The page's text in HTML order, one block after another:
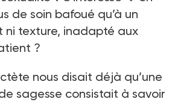
de soin bafoué qu’à un
ni texture, inadapté aux
?
nous disait déjà qu’une
sagesse consistait à savoir